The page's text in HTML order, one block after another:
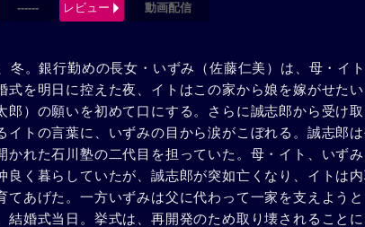
------ レビュー 動画配信
冬。銀行勤めの長女・いずみ（佐藤仁美）は、母・イ
式を明日に控えた夜、イトはこの家から娘を嫁がせた
郎）の願いを初めて口にする。さらに誠志郎から受け
イトの言葉に、いずみの目から涙がこぼれる。誠志郎
かれた石川塾の二代目を担っていた。母・イト、いず
良く暮らしていたが、誠志郎が突如亡くなり、イトは
てあげた。一方いずみは父に代わって一家を支えよう
結婚式当日。挙式は、再開発のため取り壊されること